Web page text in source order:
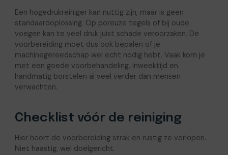
Een hogedrukreiniger kan nuttig zijn, maar is geen
standaardoplossing. Op poreuze tegels of bij oude
voegen kan te veel druk juist schade veroorzaken. De
voorbereiding moet dus ook bepalen of je
machinegereedschap wel echt nodig hebt. Vaak kom je
met een goede voorbehandeling, inweektijd en
handmatig borstelen al veel verder dan mensen
verwachten.
Checklist vóór de reiniging
Hier hoort de voorbereiding strak en rustig te verlopen.
Niet haastig, wel doelgericht.